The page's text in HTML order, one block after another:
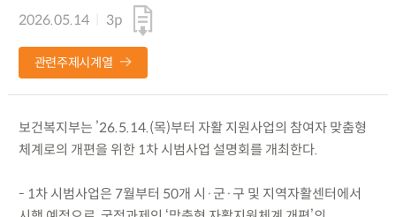
2026.05.14
3p
관련주제시계열
보건복지부는 ’26.5.14.(목)부터 자활 지원사업의 참여자 맞춤형
체계로의 개편을 위한 1차 시범사업 설명회를 개최한다.
- 1차 시범사업은 7월부터 50개 시·군·구 및 지역자활센터에서